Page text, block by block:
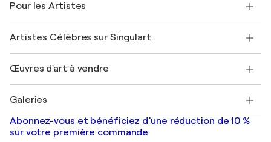
Offrir une carte cadeau
Rejoignez notre programme commercial
Mon compte
+33 1 76 44 06 42
FAQ
Magazine Singulart
Emplois
Découvrez une sélection d'art original
Pour les Artistes
Se connecter en tant qu'Artiste
Artistes Célèbres sur Singulart
Marc Chagall
Banksy
Mr. Brainwash
Shepard Fairey
Œuvres d'art à vendre
Tableaux abstraits à vendre
Peintures de paysage
Estampes
Galeries
Galeries d'art en France
Galeries d'art en Belgique
Abonnez-vous et bénéficiez d’une réduction de 10 %
sur votre première commande